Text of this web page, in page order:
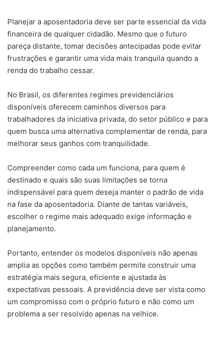
Planejar a aposentadoria deve ser parte essencial da vida
financeira de qualquer cidadão. Mesmo que o futuro
pareça distante, tomar decisões antecipadas pode evitar
frustrações e garantir uma vida mais tranquila quando a
renda do trabalho cessar.
No Brasil, os diferentes regimes previdenciários
disponíveis oferecem caminhos diversos para
trabalhadores da iniciativa privada, do setor público e para
quem busca uma alternativa complementar de renda, para
melhorar seus ganhos com tranquilidade.
Compreender como cada um funciona, para quem é
destinado e quais são suas limitações se torna
indispensável para quem deseja manter o padrão de vida
na fase da aposentadoria. Diante de tantas variáveis,
escolher o regime mais adequado exige informação e
planejamento.
Portanto, entender os modelos disponíveis não apenas
amplia as opções como também permite construir uma
estratégia mais segura, eficiente e ajustada às
expectativas pessoais. A previdência deve ser vista como
um compromisso com o próprio futuro e não como um
problema a ser resolvido apenas na velhice.